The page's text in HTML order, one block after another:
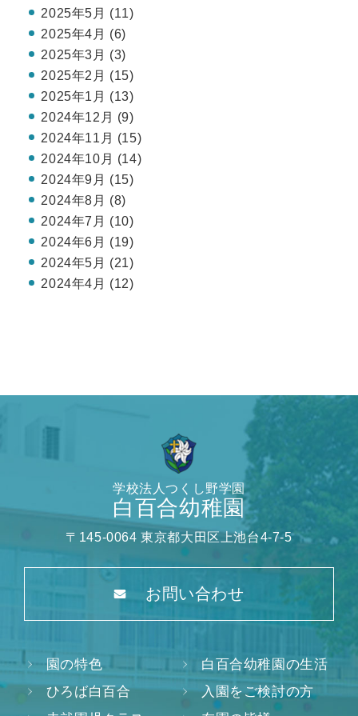
2025年5月 (11)
2025年4月 (6)
2025年3月 (3)
2025年2月 (15)
2025年1月 (13)
2024年12月 (9)
2024年11月 (15)
2024年10月 (14)
2024年9月 (15)
2024年8月 (8)
2024年7月 (10)
2024年6月 (19)
2024年5月 (21)
2024年4月 (12)
学校法人つくし野学園
白百合幼稚園
〒145-0064 東京都大田区上池台4-7-5
お問い合わせ
園の特色
白百合幼稚園の生活
ひろば白百合
入園をご検討の方